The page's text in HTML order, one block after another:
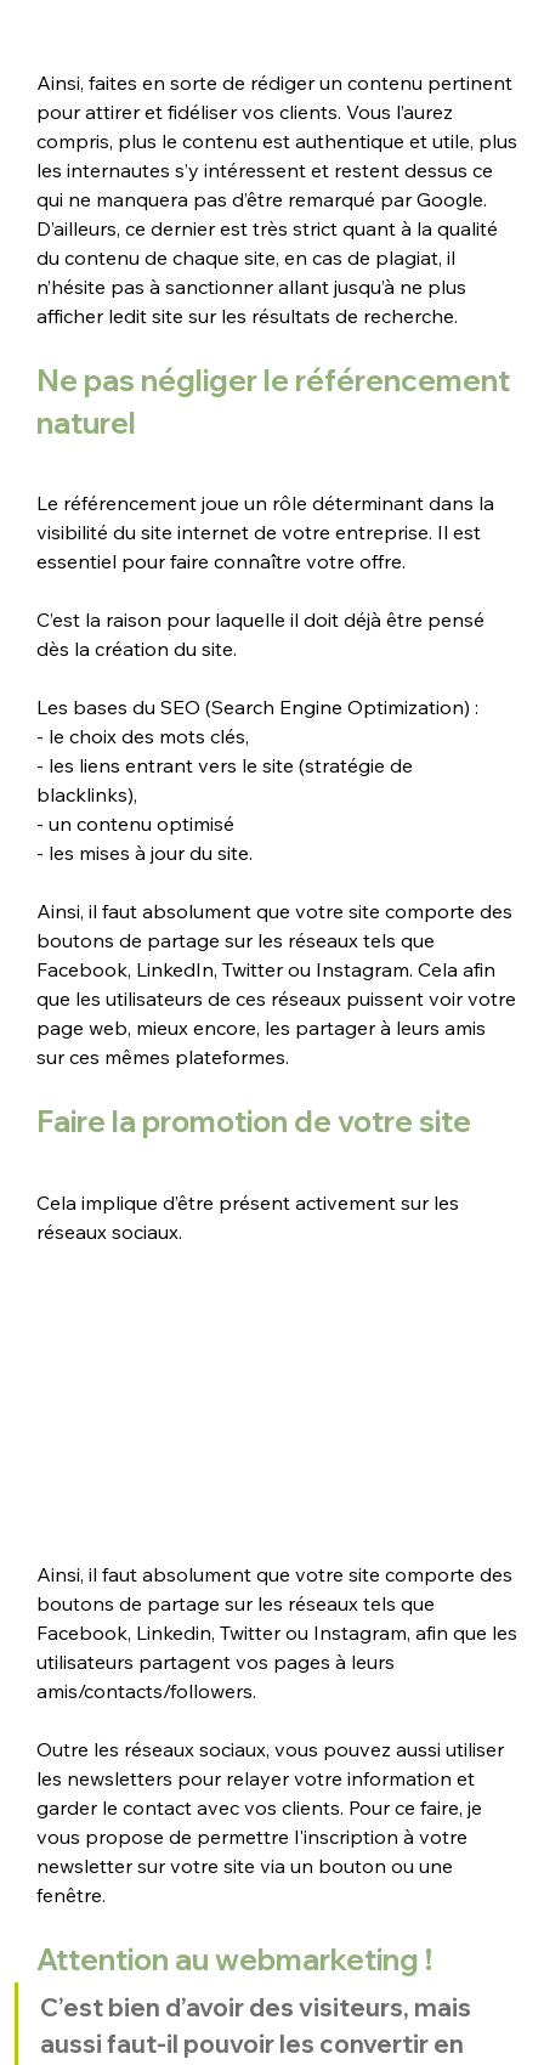
Ainsi, faites en sorte de rédiger un contenu pertinent
pour attirer et fidéliser vos clients. Vous l’aurez
compris, plus le contenu est authentique et utile, plus
les internautes s’y intéressent et restent dessus ce
qui ne manquera pas d’être remarqué par Google.
D’ailleurs, ce dernier est très strict quant à la qualité
du contenu de chaque site, en cas de plagiat, il
n’hésite pas à sanctionner allant jusqu’à ne plus
afficher ledit site sur les résultats de recherche.
Ne pas négliger le référencement
naturel
Le référencement joue un rôle déterminant dans la
visibilité du site internet de votre entreprise. Il est
essentiel pour faire connaître votre offre.
C’est la raison pour laquelle il doit déjà être pensé
dès la création du site.
Les bases du SEO (Search Engine Optimization) :
- le choix des mots clés,
- les liens entrant vers le site (stratégie de
blacklinks),
- un contenu optimisé
- les mises à jour du site.
Ainsi, il faut absolument que votre site comporte des
boutons de partage sur les réseaux tels que
Facebook, LinkedIn, Twitter ou Instagram. Cela afin
que les utilisateurs de ces réseaux puissent voir votre
page web, mieux encore, les partager à leurs amis
sur ces mêmes plateformes.
Faire la promotion de votre site
Cela implique d’être présent activement sur les
réseaux sociaux.
Ainsi, il faut absolument que votre site comporte des
boutons de partage sur les réseaux tels que
Facebook, Linkedin, Twitter ou Instagram, afin que les
utilisateurs partagent vos pages à leurs
amis/contacts/followers.
Outre les réseaux sociaux, vous pouvez aussi utiliser
les newsletters pour relayer votre information et
garder le contact avec vos clients. Pour ce faire, je
vous propose de permettre l'inscription à votre
newsletter sur votre site via un bouton ou une
fenêtre.
Attention au webmarketing !
C’est bien d’avoir des visiteurs, mais
aussi faut-il pouvoir les convertir en